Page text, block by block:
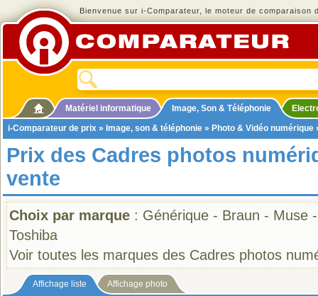
Bienvenue sur i-Comparateur, le moteur de comparaison
Matériel informatique Image, Son & Téléphonie
i-Comparateur de prix » Image, son & téléphonie » Photo & Vidéo numérique
Prix des Cadres photos
vente
Choix par marque : Générique - Braun - Muse
Toshiba
Voir toutes les marques des Cadres photos
Affichage liste Affichage photo